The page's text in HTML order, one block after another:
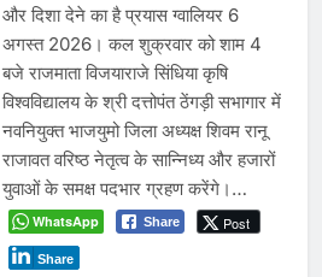
और दिशा देने का है प्रयास ग्वालियर 6
अगस्त 2026। कल शुक्रवार को शाम 4
बजे राजमाता विजयाराजे सिंधिया कृषि
विश्वविद्यालय के श्री दत्तोपंत ठेंगड़ी सभागार में
नवनियुक्त भाजयुमो जिला अध्यक्ष शिवम रानू
राजावत वरिष्ठ नेतृत्व के सान्निध्य और हजारों
युवाओं के समक्ष पदभार ग्रहण करेंगे।…
WhatsApp Share Post
Share